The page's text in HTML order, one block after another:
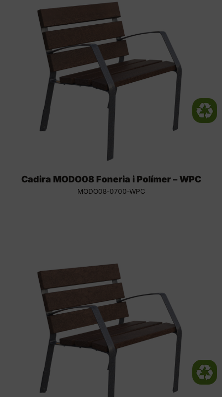
Cadira MODO08 Foneria i Polímer – WPC
MODO08-0700-WPC